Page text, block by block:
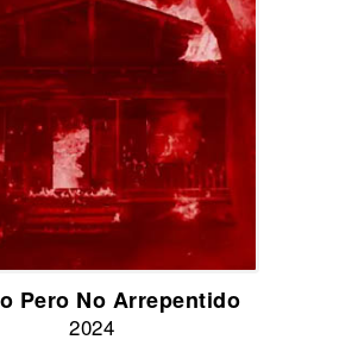
Pero No Arrepentido
2024